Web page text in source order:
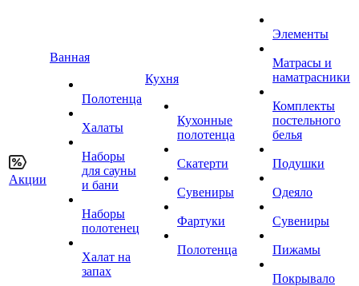
Акции
Ванная
Полотенца
Халаты
Наборы
для сауны
и бани
Наборы
полотенец
Халат на
запах
Кухня
Кухонные
полотенца
Скатерти
Сувениры
Фартуки
Полотенца
Элементы
Матрасы и
наматрасники
Комплекты
постельного
белья
Подушки
Одеяло
Сувениры
Пижамы
Покрывало